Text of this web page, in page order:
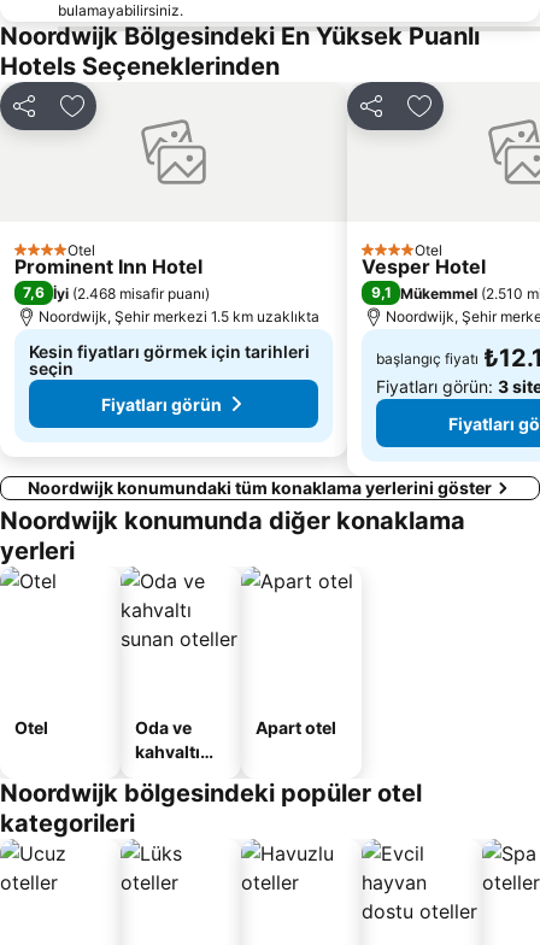
Leiden Meydanı
Müze Meydanı
Holland Casino - Amsterdam
Grachtengordel
Bijlmer ArenA Metro Station
Anne Frank Museum
Amsterdam Museum
Amsterdam Gay Pride
De Vlugtlaan Metro Station
Seks Müzesi
Oosterpark
bulamayabilirsiniz.
Noordwijk Bölgesindeki En Yüksek Puanlı
Hotels Seçeneklerinden
Paylaş Favorilerime ekle
4 YıldızOtel
Prominent Inn Hotel
7,6 İyi (2.468 misafir puanı)
Noordwijk, Şehir merkezi 1.5 km uzaklıkta
Kesin fiyatları görmek için tarihleri
seçin
Fiyatları görün
Paylaş Favorilerime
4 YıldızOtel
Vesper Hotel
9,1 Mükemmel (2.510
Noordwijk, Şehir
başlangıç fiyatı
Fiyatları görün: 3
Fiyatları
Noordwijk konumundaki tüm konaklama yerlerini göster
Noordwijk konumunda diğer konaklama
yerleri
Otel
Oda ve
kahvaltı
oteller
Apart otel
Noordwijk bölgesindeki popüler otel
kategorileri